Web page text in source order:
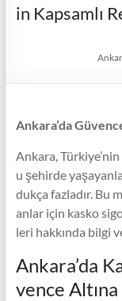
Güvenli
İyi
Koruma
in Kapsamlı
Ankara’da
Ankara,
u şehirde
dukça fazladır. Bu
anlar için kasko
leri hakkında bilgi
Ankara’da
vence Altına